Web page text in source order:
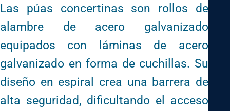
Las púas concertinas son rollos de
alambre de acero galvanizado
equipados con láminas de acero
galvanizado en forma de cuchillas. Su
diseño en espiral crea una barrera de
alta seguridad, dificultando el acceso